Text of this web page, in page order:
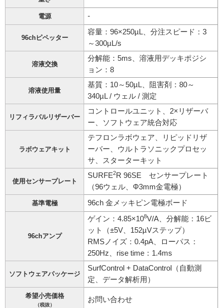
電源 -
96chピペッター
容量：96×250µL、分注スピード：3
～300µL/s
溶液交換
分解能：5ms、溶液用デッキポジシ
ョン：8
溶液使用量
基質：10～50µL、阻害剤：80～
340µL / ウェル / 測定
リフィラバルリザーバー
コントロールユニット、2×リザーバ
ー、ソフトウェア統合対応
ラボウェアキット
テフロンラボウェア、リピッドリザ
ーバー、ウルトラソニックプロセッ
サ、スターターキット
使用センサープレート
SURFE2R 96SE センサープレート
（96ウェル、Φ3mm金電極）
基準電極 96ch 金メッキピン電極ボード
96chアンプ
ゲイン：4.85×108V/A、分解能：16ビ
ット（±5V、152µVステップ）
RMSノイズ：0.4pA、ローパス：
250Hz、rise time：1.4ms
ソフトウェアパッケージ
SurfControl + DataControl（自動測
定、データ解析用）
希望小売価格
（税抜）
お問い合わせ